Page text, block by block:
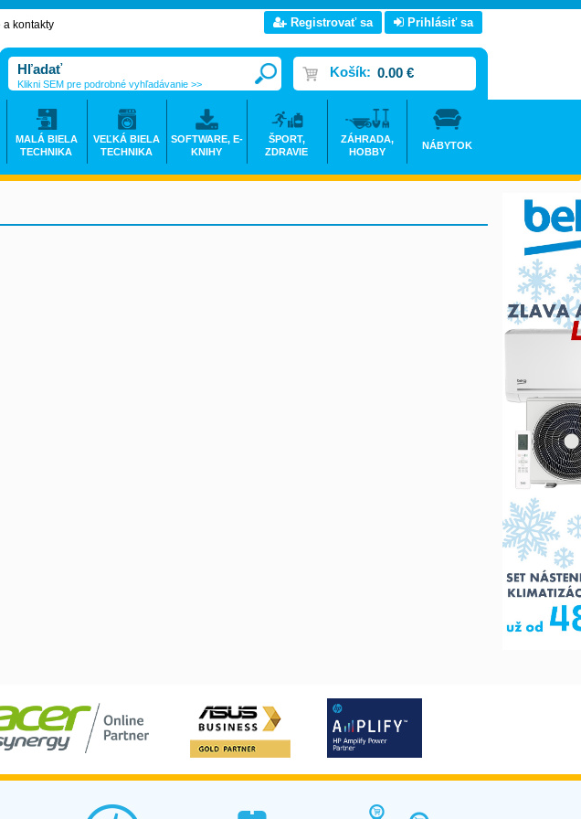
a kontakty
Registrovať sa Prihlásiť sa
Košík: 0.00 €
Klikni SEM pre podrobné vyhľadávanie >>
MALÁ BIELA
TECHNIKA
VEĽKÁ BIELA
TECHNIKA
SOFTWARE, E-
KNIHY
ŠPORT,
ZDRAVIE
ZÁHRADA,
HOBBY
NÁBYTOK